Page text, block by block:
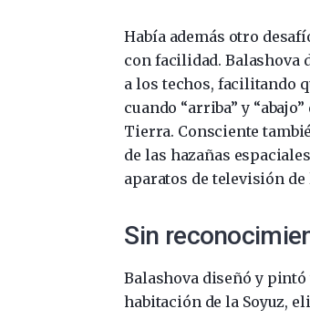
Había además otro
con facilidad. Balashova
a los techos, facilitando
cuando “arriba” y
Tierra. Consciente
de las hazañas
aparatos de televisión
Sin
Balashova diseñó y
habitación de la Soyuz,